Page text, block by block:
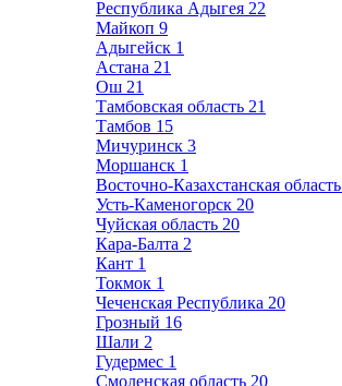
Республика Адыгея 22
Майкоп 9
Адыгейск 1
Астана 21
Ош 21
Тамбовская область 21
Тамбов 15
Мичуринск 3
Моршанск 1
Восточно-Казахстанская область
Усть-Каменогорск 20
Чуйская область 20
Кара-Балта 2
Кант 1
Токмок 1
Чеченская Республика 20
Грозный 16
Шали 2
Гудермес 1
Смоленская область 20